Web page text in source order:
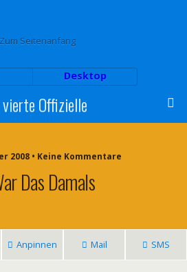
Zum Seitenanfang
Desktop
Offizielle
2008 • Keine Kommentare
Das Damals
Anpinnen Mail SMS